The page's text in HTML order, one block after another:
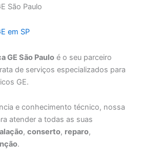
São Paulo
em SP
GE São Paulo é o seu parceiro
de serviços especializados para
GE.
e conhecimento técnico, nossa
atender a todas as suas
,conserto, reparo,
.